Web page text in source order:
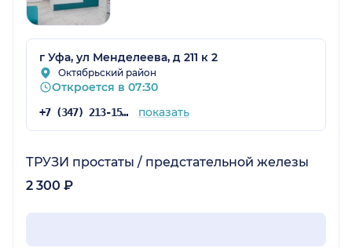
г Уфа, ул Менделеева, д 211 к 2
Октябрьский район
Откроется в 07:30
+7 (347) 213-15-92 показать
ТРУЗИ простаты / предстательной железы
2 300 ₽